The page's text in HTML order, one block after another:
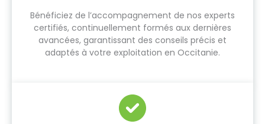
Bénéficiez de l’accompagnement de nos experts
certifiés, continuellement formés aux dernières
avancées, garantissant des conseils précis et
adaptés à votre exploitation en Occitanie.